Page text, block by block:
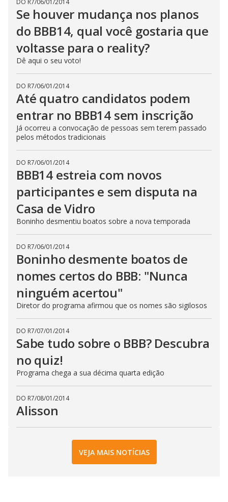
DO R7/06/01/2014
Se houver mudança nos planos
do BBB14, qual você gostaria que
voltasse para o reality?
Dê aqui o seu voto!
DO R7/06/01/2014
Até quatro candidatos podem
entrar no BBB14 sem inscrição
Já ocorreu a convocação de pessoas sem terem passado
pelos métodos tradicionais
DO R7/06/01/2014
BBB14 estreia com novos
participantes e sem disputa na
Casa de Vidro
Boninho desmentiu boatos sobre a nova temporada
DO R7/06/01/2014
Boninho desmente boatos de
nomes certos do BBB: "Nunca
ninguém acertou"
Diretor do programa afirmou que os nomes são sigilosos
DO R7/07/01/2014
Sabe tudo sobre o BBB? Descubra
no quiz!
Programa chega a sua décima quarta edição
DO R7/08/01/2014
Alisson
VEJA MAIS NOTÍCIAS